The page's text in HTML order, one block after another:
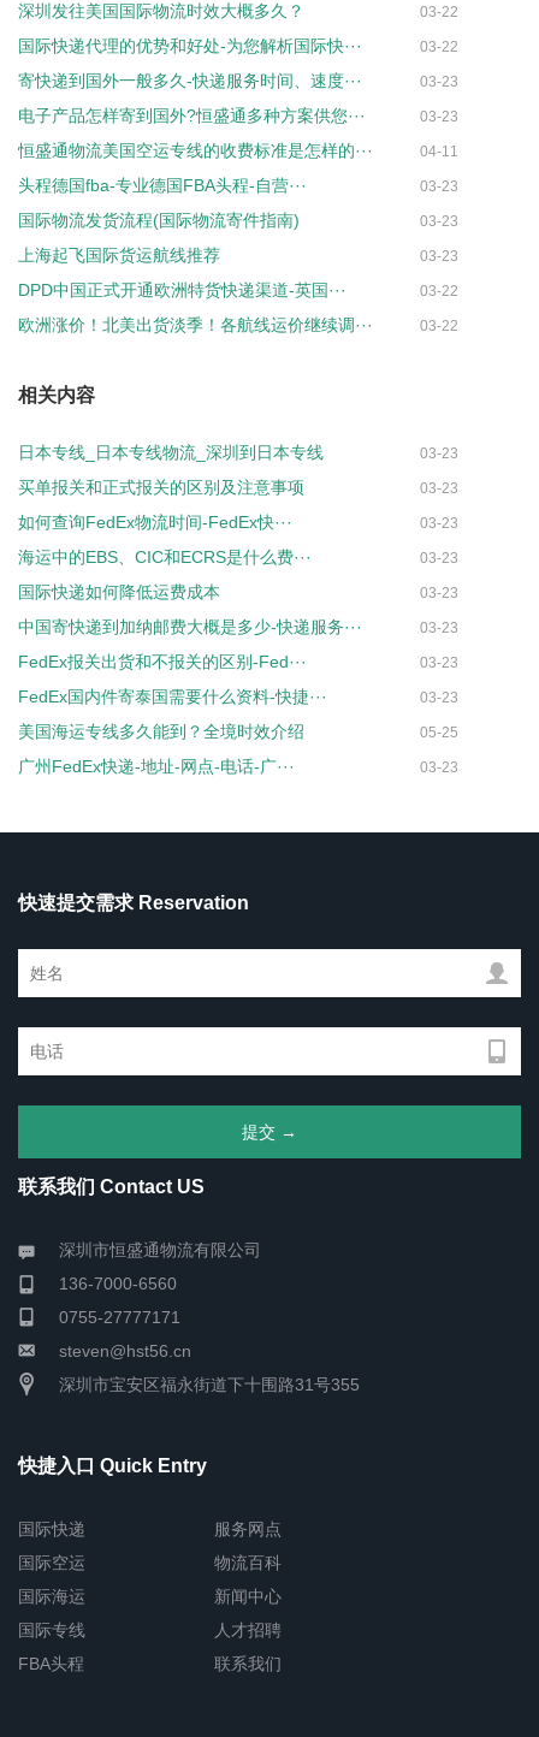
深圳发往美国国际物流时效大概多久？ 03-22
国际快递代理的优势和好处-为您解析国际快··· 03-22
寄快递到国外一般多久-快递服务时间、速度··· 03-23
电子产品怎样寄到国外?恒盛通多种方案供您··· 03-23
恒盛通物流美国空运专线的收费标准是怎样的··· 04-11
头程德国fba-专业德国FBA头程-自营··· 03-23
国际物流发货流程(国际物流寄件指南) 03-23
上海起飞国际货运航线推荐 03-23
DPD中国正式开通欧洲特货快递渠道-英国··· 03-22
欧洲涨价！北美出货淡季！各航线运价继续调··· 03-22
相关内容
日本专线_日本专线物流_深圳到日本专线 03-23
买单报关和正式报关的区别及注意事项 03-23
如何查询FedEx物流时间-FedEx快··· 03-23
海运中的EBS、CIC和ECRS是什么费··· 03-23
国际快递如何降低运费成本 03-23
中国寄快递到加纳邮费大概是多少-快递服务··· 03-23
FedEx报关出货和不报关的区别-Fed··· 03-23
FedEx国内件寄泰国需要什么资料-快捷··· 03-23
美国海运专线多久能到？全境时效介绍 05-25
广州FedEx快递-地址-网点-电话-广··· 03-23
快速提交需求 Reservation
联系我们 Contact US
深圳市恒盛通物流有限公司
136-7000-6560
0755-27777171
steven@hst56.cn
深圳市宝安区福永街道下十围路31号355
快捷入口 Quick Entry
国际快递
国际空运
国际海运
国际专线
FBA头程
服务网点
物流百科
新闻中心
人才招聘
联系我们